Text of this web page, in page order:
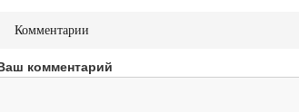
Комментарии
комментарий